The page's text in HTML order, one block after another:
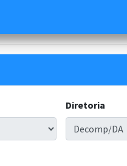
Diretoria